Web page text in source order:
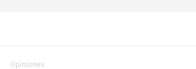
Opiniones